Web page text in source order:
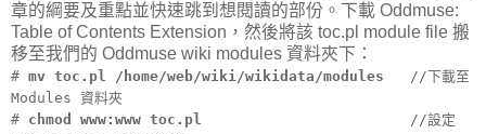
章的綱要及重點並快速跳到想閱讀的部份。下載 Oddmuse:
Table of Contents Extension，然後將該 toc.pl module file 搬
移至我們的 Oddmuse wiki modules 資料夾下：
# mv toc.pl /home/web/wiki/wikidata/modules //下載至
Modules 資料夾
# chmod www:www toc.pl
//設定